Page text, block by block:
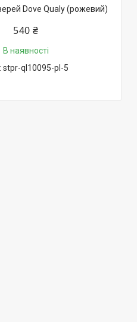
Dove Qualy (рожевий)
540 ₴
В наявності
stpr-ql10095-pl-5